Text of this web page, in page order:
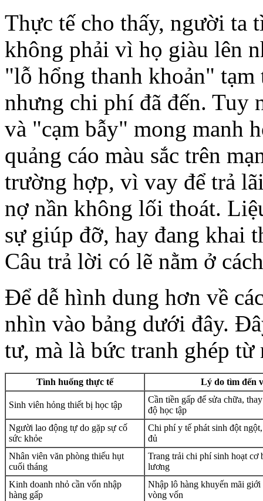
Thực tế cho thấy, người ta
không phải vì họ giàu lên
"lỗ hổng thanh khoản"
nhưng chi phí đã đến. Tuy
và "cạm bẫy" mong manh
quảng cáo màu sắc trên
trường hợp, vì vay để trả
nợ nần không lối thoát.
sự giúp đỡ, hay đang khai
Câu trả lời có lẽ nằm ở
Để dễ hình dung hơn về
nhìn vào bảng dưới đây.
tư, mà là bức tranh ghép
Tình huống thực tế Lý do tìm đến
Sinh viên hỏng thiết bị học tập
Cần tiền gấp để sửa chữa,
độ học tập
Người lao động tự do gặp sự cố
sức khỏe
Chi phí y tế phát sinh đột
đủ
Nhân viên văn phòng thiếu hụt
cuối tháng
Trang trải chi phí sinh hoạt cơ
lương
Kinh doanh nhỏ cần vốn nhập
hàng gấp
Nhập lô hàng khuyến mãi
vòng vốn